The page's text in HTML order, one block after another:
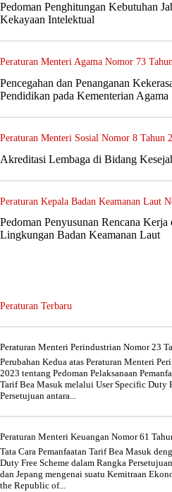
Pedoman Penghitungan Kebutuhan
Kekayaan Intelektual
Peraturan Menteri Agama Nomor 73
Pencegahan dan Penanganan
Pendidikan pada Kementerian Agama
Peraturan Menteri Sosial Nomor 8 Tahun
Akreditasi Lembaga di Bidang
Peraturan Kepala Badan Keamanan Laut
Pedoman Penyusunan Rencana
Lingkungan Badan Keamanan Laut
Peraturan Terbaru
Peraturan Menteri Perindustrian Nomor 23
Perubahan Kedua atas Peraturan Menteri
2023 tentang Pedoman Pelaksanaan
Tarif Bea Masuk melalui User Specific Duty
Persetujuan antara...
Peraturan Menteri Keuangan Nomor 61
Tata Cara Pemanfaatan Tarif Bea Masuk
Duty Free Scheme dalam Rangka
dan Jepang mengenai suatu Kemitraan
the Republic of...